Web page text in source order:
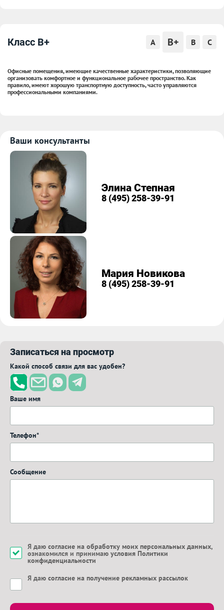
Класс B+ A B+ B C
Офисные помещения, имеющие качественные характеристики, позволяющие
организовать комфортное и функциональное рабочее пространство. Как
правило, имеют хорошую транспортную доступность, часто управляются
профессиональными компаниями.
Ваши консультанты
Элина Степная
8 (495) 258-39-91
Мария Новикова
8 (495) 258-39-91
Записаться на просмотр
Какой способ связи для вас удобен?
Ваше имя
Телефон*
Сообщение
Я даю согласие на обработку моих персональных данных,
ознакомился и принимаю условия Политики
конфиденциальности
Я даю согласие на получение рекламных рассылок